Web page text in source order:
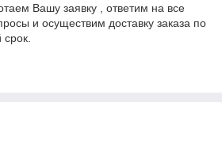
Вашу заявку , ответим на все
и осуществим доставку заказа по